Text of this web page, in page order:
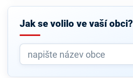
Jak se volilo ve vaší obci?